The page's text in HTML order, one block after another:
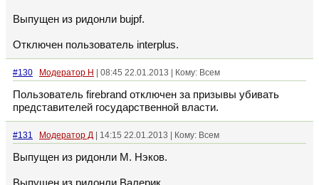
Выпущен из ридонли bujpf.
Отключен пользователь interplus.
#130 Модератор Н | 08:45 22.01.2013 | Кому: Всем
Пользователь firebrand отключен за призывы убивать
представителей государственной власти.
#131 Модератор Д | 14:15 22.01.2013 | Кому: Всем
Выпущен из ридонли М. Нэков.